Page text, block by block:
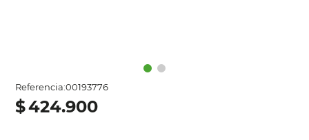
Referencia:00193776
$424.900